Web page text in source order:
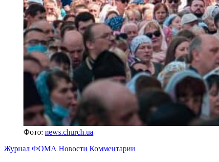
Фото: news.church.ua
Журнал ФОМА Новости Комментарии